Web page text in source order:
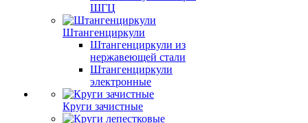
ШГЦ
Штангенциркули
Штангенциркули из
нержавеющей стали
Штангенциркули
электронные
Круги зачистные